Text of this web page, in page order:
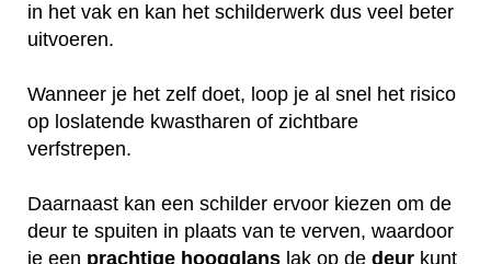
in het vak en kan het schilderwerk dus veel beter
uitvoeren.
Wanneer je het zelf doet, loop je al snel het risico
op loslatende kwastharen of zichtbare
verfstrepen.
Daarnaast kan een schilder ervoor kiezen om de
deur te spuiten in plaats van te verven, waardoor
je een prachtige hoogglans lak op de deur kunt